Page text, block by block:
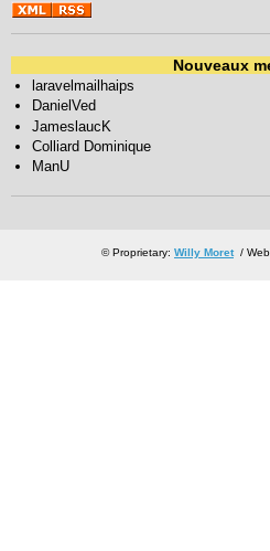
Nouveaux
laravelmailhaips
DanielVed
JameslaucK
Colliard Dominique
ManU
© Proprietary: Willy Moret/